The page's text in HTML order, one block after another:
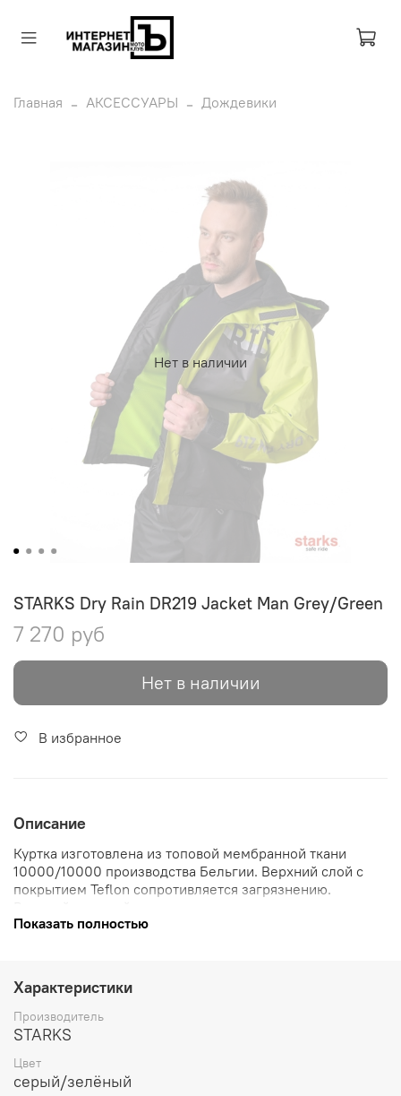
Главная АКСЕССУАРЫ Дождевики
Нет в наличии
STARKS Dry Rain DR219 Jacket Man Grey/Green
7 270 руб
Нет в наличии
В избранное
Описание
Куртка изготовлена из топовой мембранной ткани
10000/10000 производства Бельгии. Верхний слой с
покрытием Teflon сопротивляется загрязнению.
Герметична и 100% не пропускает влагу, ветер, грязь и
Показать полностью
Характеристики
Производитель
STARKS
Цвет
серый/зелёный